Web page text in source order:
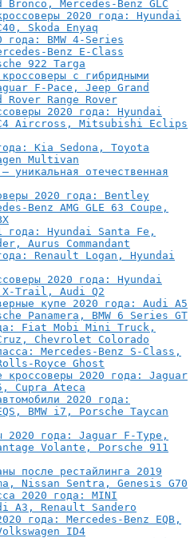
Mercedes-Benz GLC
2020 года: Hyundai
Skoda Enyaq
года: BMW 4-Series
Benz E-Class
922 Targa
с гибридными
F-Pace, Jeep Grand
Rover Range Rover
2020 года: Hyundai
Aircross, Mitsubishi Eclips
Kia Sedona, Toyota
Multivan
уникальная отечественная
2020 года: Bentley
Benz AMG GLE 63 Coupe,
года: Hyundai Santa Fe,
Aurus Commandant
Renault Logan, Hyundai
2020 года: Hyundai
X-Trail, Audi Q2
купе 2020 года: Audi A5
Panamera, BMW 6 Series GT
Fiat Mobi Mini Truck,
Chevrolet Colorado
Mercedes-Benz S-Class,
Royce Ghost
кроссоверы 2020 года: Jaguar
Cupra Ateca
2020 года:
BMW i7, Porsche Taycan
2020 года: Jaguar F-Type,
Volante, Porsche 911
после рестайлинга 2019
Nissan Sentra, Genesis G70
2020 года: MINI
A3, Renault Sandero
года: Mercedes-Benz EQB,
ID4